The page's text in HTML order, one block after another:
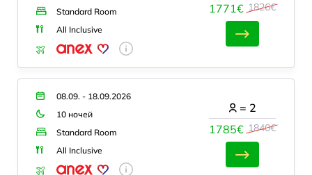
Standard Room
All Inclusive
1771€ 1826€
08.09. - 18.09.2026
10 ночей
Standard Room
All Inclusive
1785€ 1840€
= 2